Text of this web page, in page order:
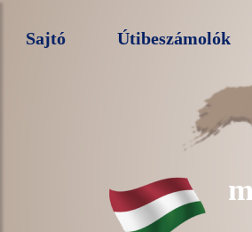
Sajtó Útibeszámolók